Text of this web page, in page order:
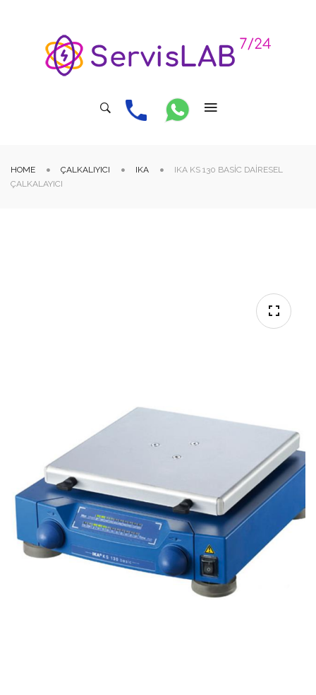
HOME ÇALKALIYICI IKA
IKA KS 130 BASIC DAIRESEL
ÇALKALAYICI